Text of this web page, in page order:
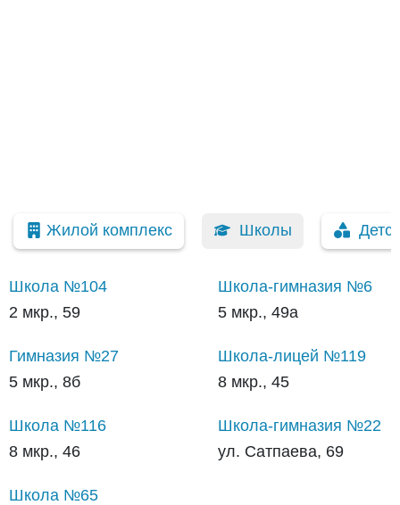
Жилой комплекс Школы
Школа №104
2 мкр., 59
Школа-гимназия №6
5 мкр., 49а
Гимназия №27
5 мкр., 8б
Школа-лицей №119
8 мкр., 45
Школа №116
8 мкр., 46
Школа-гимназия №22
ул. Сатпаева, 69
Школа №65